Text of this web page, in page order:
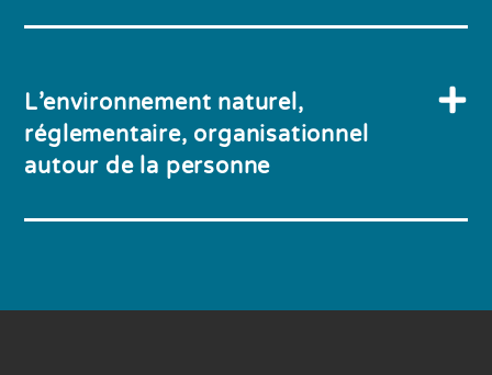
L’environnement naturel,
réglementaire, organisationnel
autour de la personne